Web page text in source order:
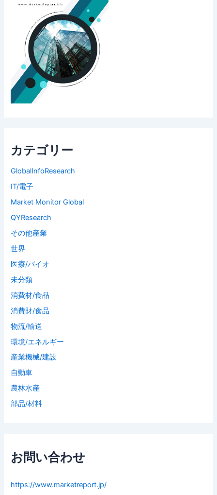
カテゴリー
GlobalInfoResearch
IT/電子
Market Monitor Global
QYResearch
その他産業
世界
医療/バイオ
未分類
消費材/食品
消費財/食品
物流/輸送
環境/エネルギー
産業機械/建設
自動車
農林水産
部品/材料
お問い合わせ
https://www.marketreport.jp/